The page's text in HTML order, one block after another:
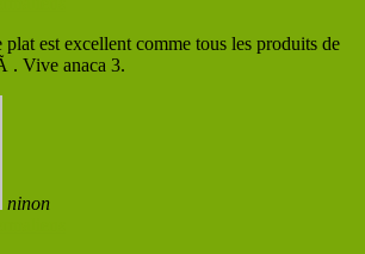
plat est excellent comme tous les produits de
. Vive anaca 3.
ninon